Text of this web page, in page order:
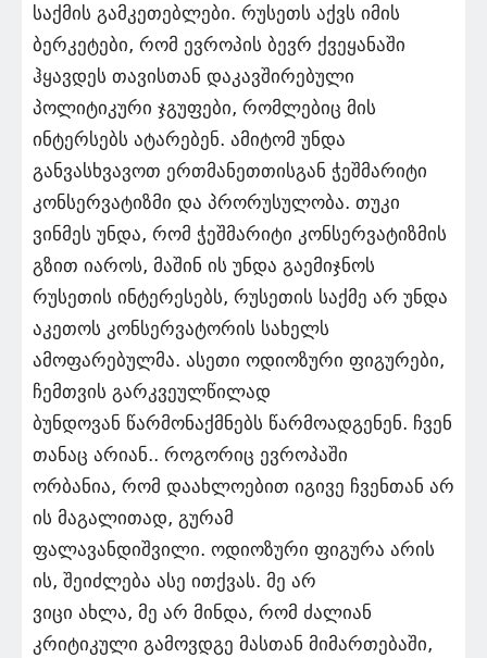
საქმის გამკეთებლები. რუსეთს აქვს იმის
ბერკეტები, რომ ევროპის ბევრ ქვეყანაში
ჰყავდეს თავისთან დაკავშირებული
პოლიტიკური ჯგუფები, რომლებიც მის
ინტერსებს ატარებენ. ამიტომ უნდა
განვასხვავოთ ერთმანეთთისგან ჭეშმარიტი
კონსერვატიზმი და პრორუსულობა. თუკი
ვინმეს უნდა, რომ ჭეშმარიტი კონსერვატიზმის
გზით იაროს, მაშინ ის უნდა გაემიჯნოს
რუსეთის ინტერესებს, რუსეთის საქმე არ უნდა
აკეთოს კონსერვატორის სახელს
ამოფარებულმა. ასეთი ოდიოზური ფიგურები,
ჩემთვის გარკვეულწილად
ბუნდოვან წარმონაქმნებს წარმოადგენენ. ჩვენ
თანაც არიან.. როგორიც ევროპაში
ორბანია, რომ დაახლოებით იგივე ჩვენთან არ
ის მაგალითად, გურამ
ფალავანდიშვილი. ოდიოზური ფიგურა არის
ის, შეიძლება ასე ითქვას. მე არ
ვიცი ახლა, მე არ მინდა, რომ ძალიან
კრიტიკული გამოვდგე მასთან მიმართებაში,